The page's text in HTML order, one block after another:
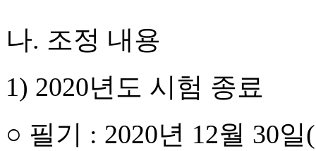
나. 조정 내용
1) 2020년도 시험 종료
○ 필기 : 2020년 12월 30일